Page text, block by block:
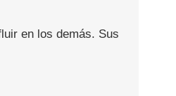
en los demás. Sus